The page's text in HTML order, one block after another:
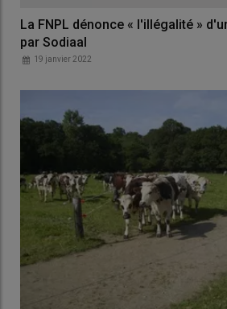
La FNPL dénonce « l'illégalité »
par Sodiaal
19 janvier 2022